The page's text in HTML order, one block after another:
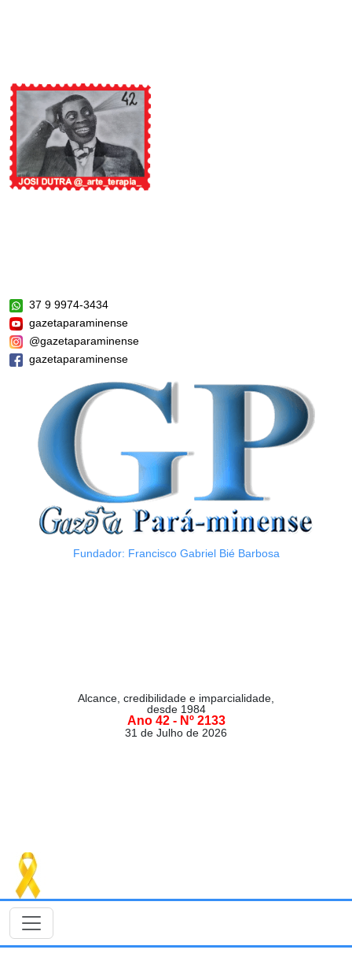
37 9 9974-3434
gazetaparaminense
@gazetaparaminense
gazetaparaminense
Fundador: Francisco Gabriel Bié Barbosa
Alcance, credibilidade e imparcialidade,
desde 1984
Ano 42 - Nº 2133
31 de Julho de 2026